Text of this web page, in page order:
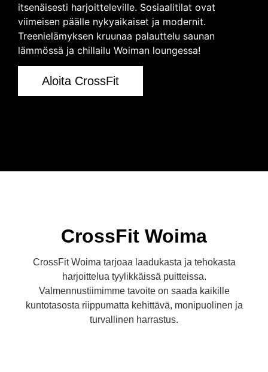
itsenäisesti harjoitteleville. Sosiaalitilat ovat
viimeisen päälle nykyaikaiset ja modernit.
Treenielämyksen kruunaa palauttelu saunan
lämmössä ja chillailu Woiman loungessa!
Aloita CrossFit
CrossFit Woima
CrossFit Woima tarjoaa laadukasta ja tehokasta
harjoittelua tyylikkäissä puitteissa.
Valmennustiimimme tavoite on saada kaikille
kuntotasosta riippumatta kehittävä, monipuolinen ja
turvallinen harrastus.